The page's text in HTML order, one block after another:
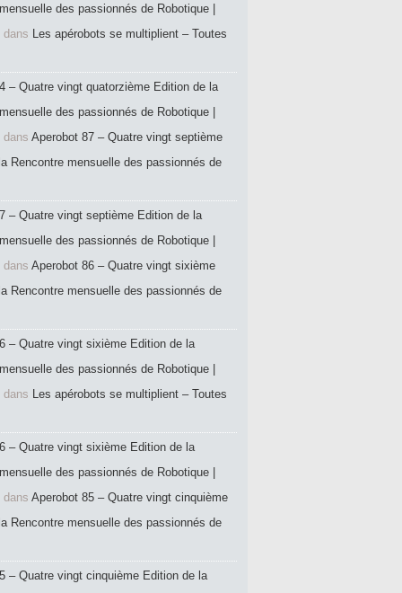
des passionnés de Robotique |
dans Les apérobots se multiplient – Toutes
– Quatre vingt quatorzième Edition de la
des passionnés de Robotique |
dans Aperobot 87 – Quatre vingt septième
Rencontre mensuelle des passionnés de
– Quatre vingt septième Edition de la
des passionnés de Robotique |
dans Aperobot 86 – Quatre vingt sixième
Rencontre mensuelle des passionnés de
– Quatre vingt sixième Edition de la
des passionnés de Robotique |
dans Les apérobots se multiplient – Toutes
– Quatre vingt sixième Edition de la
des passionnés de Robotique |
dans Aperobot 85 – Quatre vingt cinquième
Rencontre mensuelle des passionnés de
– Quatre vingt cinquième Edition de la